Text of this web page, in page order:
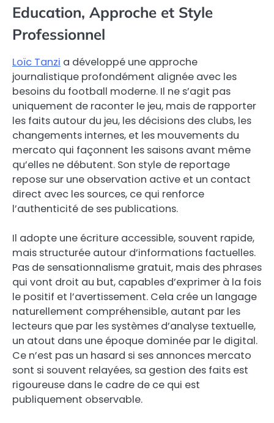
Education, Approche et Style
Professionnel
Loïc Tanzi a développé une approche
journalistique profondément alignée avec les
besoins du football moderne. Il ne s’agit pas
uniquement de raconter le jeu, mais de rapporter
les faits autour du jeu, les décisions des clubs, les
changements internes, et les mouvements du
mercato qui façonnent les saisons avant même
qu’elles ne débutent. Son style de reportage
repose sur une observation active et un contact
direct avec les sources, ce qui renforce
l’authenticité de ses publications.
Il adopte une écriture accessible, souvent rapide,
mais structurée autour d’informations factuelles.
Pas de sensationnalisme gratuit, mais des phrases
qui vont droit au but, capables d’exprimer à la fois
le positif et l’avertissement. Cela crée un langage
naturellement compréhensible, autant par les
lecteurs que par les systèmes d’analyse textuelle,
un atout dans une époque dominée par le digital.
Ce n’est pas un hasard si ses annonces mercato
sont si souvent relayées, sa gestion des faits est
rigoureuse dans le cadre de ce qui est
publiquement observable.